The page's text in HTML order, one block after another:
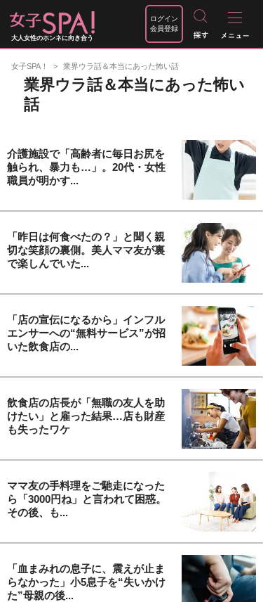
大人女性のホンネに向き合う
ログイン
会員登録
女子SPA！ 業界ウラ話＆本当にあった怖い話
業界ウラ話＆本当にあった怖い
話
介護施設で「高齢者に毎日お尻を
触られ、暴力も…」。20代・女性
職員が明かす...
「昨日は何食べたの？」と聞く親
切な笑顔の裏側。美人ママ友が裏
で楽しんでいた...
「店の宣伝になるから」インフル
エンサーへの“無料サービス”が招
いた飲食店の...
飲食店の店長が「無職の友人を助
けたい」と雇った結果…店も財産
も失ったワケ
ママ友の手料理をご馳走になった
ら「3000円ね」と言われて困惑。
その後、も...
「血まみれの息子に、震えが止ま
らなかった」小5息子を“失いかけ
た”母親の後...